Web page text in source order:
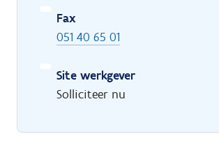
Fax
051 40 65 01
Site werkgever
Solliciteer nu